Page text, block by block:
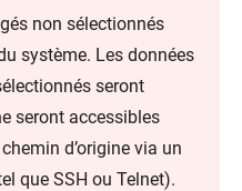
non sélectionnés
système. Les données
seront
seront accessibles
d’origine via un
que SSH ou Telnet).